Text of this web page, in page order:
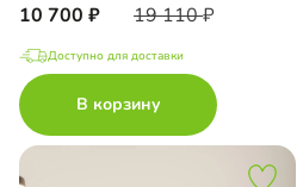
10 700 19 110
Доступно для доставки
В корзину